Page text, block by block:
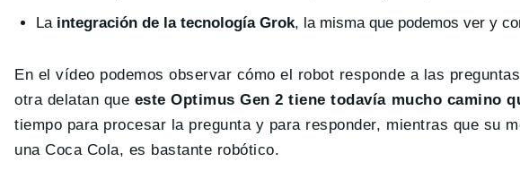
La integración de la tecnología Grok, la misma que podemos ver y
En el vídeo podemos observar cómo el robot responde a las
otra delatan que este Optimus Gen 2 tiene todavía mucho camino
tiempo para procesar la pregunta y para responder, mientras que su
una Coca Cola, es bastante robótico.